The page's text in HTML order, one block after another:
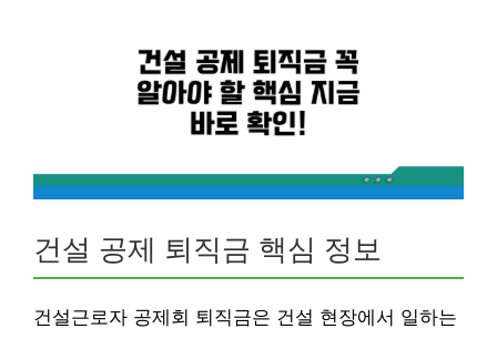
건설 공제 퇴직금 핵심 정보
건설근로자 공제회 퇴직금은 건설 현장에서 일하는